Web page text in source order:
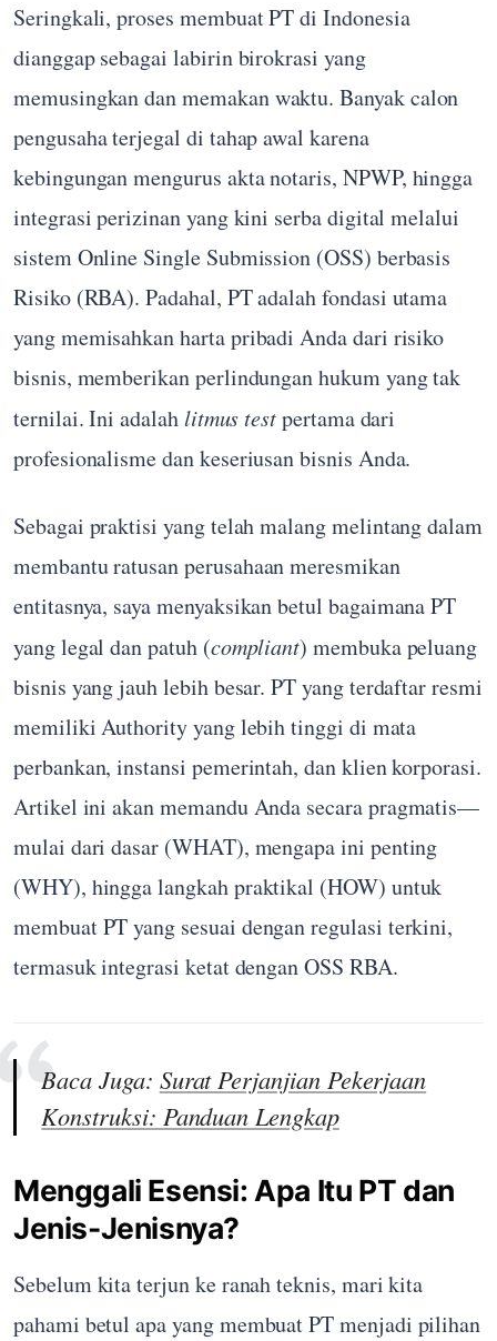
Seringkali, proses membuat PT di Indonesia
dianggap sebagai labirin birokrasi yang
memusingkan dan memakan waktu. Banyak calon
pengusaha terjegal di tahap awal karena
kebingungan mengurus akta notaris, NPWP, hingga
integrasi perizinan yang kini serba digital melalui
sistem Online Single Submission (OSS) berbasis
Risiko (RBA). Padahal, PT adalah fondasi utama
yang memisahkan harta pribadi Anda dari risiko
bisnis, memberikan perlindungan hukum yang tak
ternilai. Ini adalahlitmus testpertama dari
profesionalisme dan keseriusan bisnis Anda.
Sebagai praktisi yang telah malang melintang dalam
membantu ratusan perusahaan meresmikan
entitasnya, saya menyaksikan betul bagaimana PT
yang legal dan patuh (compliant) membuka peluang
bisnis yang jauh lebih besar. PT yang terdaftar resmi
memiliki Authority yang lebih tinggi di mata
perbankan, instansi pemerintah, dan klien korporasi.
Artikel ini akan memandu Anda secara pragmatis—
mulai dari dasar (WHAT), mengapa ini penting
(WHY), hingga langkah praktikal (HOW) untuk
membuat PT yang sesuai dengan regulasi terkini,
termasuk integrasi ketat dengan OSS RBA.
Baca Juga: Surat Perjanjian Pekerjaan
Konstruksi: Panduan Lengkap
Menggali Esensi: Apa Itu PT dan
Jenis-Jenisnya?
Sebelum kita terjun ke ranah teknis, mari kita
pahami betul apa yang membuat PT menjadi pilihan